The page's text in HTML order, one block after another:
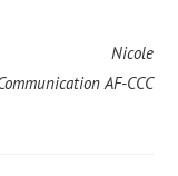
Nicole
AF-CCC